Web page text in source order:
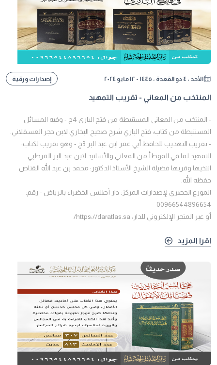
الأحد ، ٤ ذو القعدة ، ١٤٤٥ - ١٢ مايو ٢٠٢٤ إصدارات ورقية
المنتخب من المعاني - تقريب التمهيد
- المنتخب من المعاني المستنبطة من فتح الباري 4ج - وفيه المسائل
المستنبطة من كتاب: فتح الباري شرح صحيح البخاري لابن حجر العسقلاني.
- تقريب التهذيب للحافظ أبي عمر ابن عبد البر 3ج - وهو تقريب لكتاب:
التمهيد لما في الموطأ من المعاني والأسانيد لابن عبد البر القرطبي.
انتخبها وقربها فضيلة الشيخ الأستاذ الدكتور: محمد بن عبد الله القناص
حفظه الله.
الموزع الحصري لإصدارات المركز: دار أطلس الخضراء بالرياض - رقم:
00966544896654
أو عبر المتجر الإلكتروني للدار: https://daratlas.sa/
اقرا المزيد